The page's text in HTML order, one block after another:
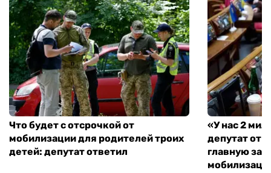
Что будет с отсрочкой от
мобилизации для родителей троих
детей: депутат ответил
«У нас 2
депутат от
главную